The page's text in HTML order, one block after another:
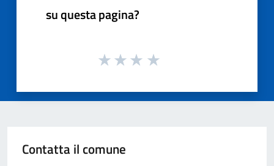
su questa pagina?
Contatta il comune